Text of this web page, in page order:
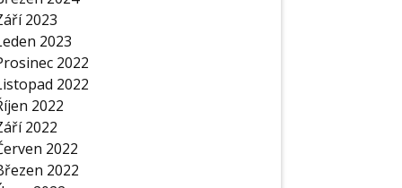
2023
2023
2022
2022
2022
2022
2022
2022